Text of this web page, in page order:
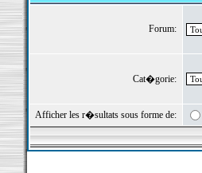
Forum:
Cat�gorie:
Afficher les r�sultats sous forme de: